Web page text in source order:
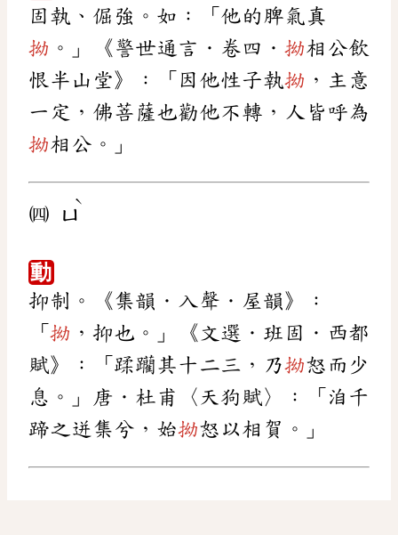
固執、倔強。如：「他的脾氣真
拗 。」《警世通言．卷四． 拗相公飲
恨半山堂》：「因他性子執拗 ，主意
一定，佛菩薩也勸他不轉，人皆呼為
拗相公。」
㈣ ㄩ
ˋ
動
抑制。《集韻．入聲．屋韻》：
「 拗 ，抑也。」《文選．班固．西都
賦》：「蹂躪其十二三，乃拗怒而少
息。」唐．杜甫〈天狗賦〉：「洎千
蹄之迸集兮，始拗怒以相賀。」